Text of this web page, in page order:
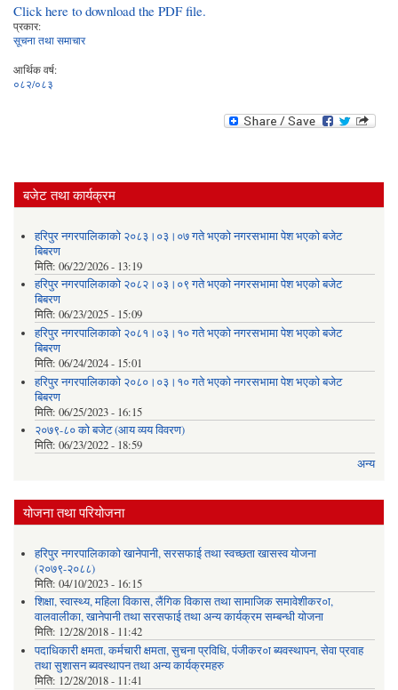
Click here to download the PDF file.
प्रकार:
सूचना तथा समाचार
आर्थिक वर्ष:
०८२/०८३
बजेट तथा कार्यक्रम
हरिपुर नगरपालिकाको २०८३।०३।०७ गते भएको नगरसभामा पेश भएको बजेट
बिबरण
मिति: 06/22/2026 - 13:19
हरिपुर नगरपालिकाको २०८२।०३।०९ गते भएको नगरसभामा पेश भएको बजेट
बिबरण
मिति: 06/23/2025 - 15:09
हरिपुर नगरपालिकाको २०८१।०३।१० गते भएको नगरसभामा पेश भएको बजेट
बिबरण
मिति: 06/24/2024 - 15:01
हरिपुर नगरपालिकाको २०८०।०३।१० गते भएको नगरसभामा पेश भएको बजेट
बिबरण
मिति: 06/25/2023 - 16:15
२०७९-८० को बजेट (आय व्यय विवरण)
मिति: 06/23/2022 - 18:59
अन्य
योजना तथा परियोजना
हरिपुर नगरपालिकाको खानेपानी, सरसफाई तथा स्वच्छता खासस्व योजना
(२०७९-२०८८)
मिति: 04/10/2023 - 16:15
शिक्षा, स्वास्थ्य, महिला विकास, लैंगिक विकास तथा सामाजिक समावेशीकर०ा,
वालवालीका, खानेपानी तथा सरसफाई तथा अन्य कार्यक्रम सम्बन्धी योजना
मिति: 12/28/2018 - 11:42
पदाधिकारी क्षमता, कर्मचारी क्षमता, सुचना प्रविधि, पंजीकर०ा ब्यवस्थापन, सेवा प्रवाह
तथा सुशासन ब्यवस्थापन तथा अन्य कार्यक्रमहरु
मिति: 12/28/2018 - 11:41